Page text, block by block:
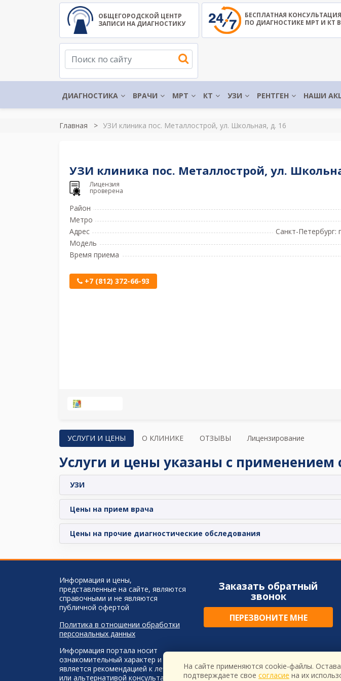
ОБЩЕГОРОДСКОЙ ЦЕНТР
ЗАПИСИ НА ДИАГНОСТИКУ
БЕСПЛАТНАЯ КОНСУЛЬТАЦИЯ
ПО ДИАГНОСТИКЕ МРТ И КТ
ДИАГНОСТИКА ВРАЧИ МРТ КТ УЗИ РЕНТГЕН НАШИ
Главная УЗИ клиника пос. Металлострой, ул. Школьная, д. 16
УЗИ клиника пос. Металлострой, ул.
Лицензия
проверена
Район
Метро
Адрес
Санкт-
Модель
Время приема
+7 (812) 372-66-93
УСЛУГИ И ЦЕНЫ О КЛИНИКЕ ОТЗЫВЫ Лицензирование
Услуги и цены указаны с применением
УЗИ
Цены на прием врача
Цены на прочие диагностические обследования
Информация и цены,
представленные на сайте, являются
справочными и не являются
публичной офертой
Политика в отношении обработки
персональных данных
Информация портала носит
ознакомительный характер и не
является рекомендацией к лечению
или альтернативой консультации
Заказать обратный
звонок
ПЕРЕЗВОНИТЕ МНЕ
На сайте применяются cookie-файлы.
подтверждаете свое согласие на их